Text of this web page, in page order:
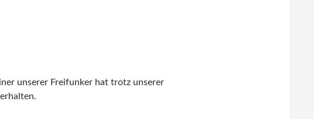
unserer Freifunker hat trotz unserer